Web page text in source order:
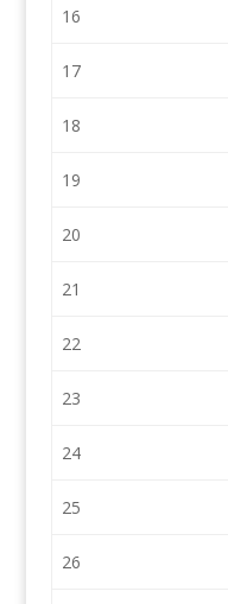
16
17
18
19
20
21
22
23
24
25
26